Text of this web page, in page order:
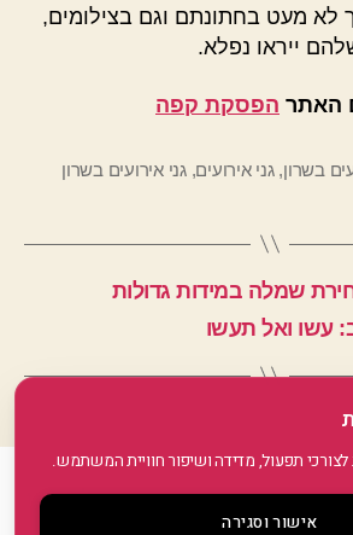
לא מעט בחתונתם וגם בצילומים,
ייראו נפלא.
האתר הפסקת קפה
בשרון,גני אירועים,גני אירועים בשרון
שמלה במידות גדולות
עשו ואל תעשו
למעלה
תפעול, מדידה ושיפור חוויית המשתמש.
אישור וסגירה